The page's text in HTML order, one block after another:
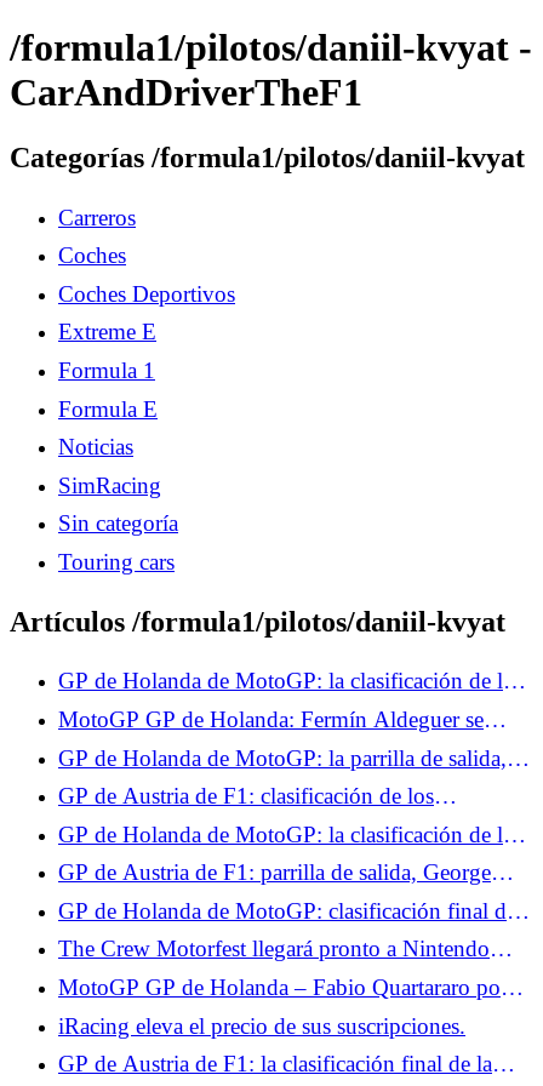
/formula1/pilotos/daniil-kvyat -
CarAndDriverTheF1
Categorías /formula1/pilotos/daniil-kvyat
Carreros
Coches
Coches Deportivos
Extreme E
Formula 1
Formula E
Noticias
SimRacing
Sin categoría
Touring cars
Artículos /formula1/pilotos/daniil-kvyat
GP de Holanda de MotoGP: la clasificación de los
Libres 2, Marco Bezzecchi domina, Fabio
Quartararo a las puertas del Top 10
MotoGP GP de Holanda: Fermín Aldeguer se
retira tras una caída
GP de Holanda de MotoGP: la parrilla de salida,
Fabio Quartararo en el Top 10, las cuatro Aprilia
dominan la Q2
GP de Austria de F1: clasificación de los
entrenamientos libres 3, Georges Russell domina,
Isack Hadjar en el Top 10
GP de Holanda de MotoGP: la clasificación de la
carrera sprint, Fabio Quartararo en el Top 10, Raúl
Fernández líder
GP de Austria de F1: parrilla de salida, George
Russell supera a Leclerc y Hamilton en el último
momento, Isack Hadjar octavo
GP de Holanda de MotoGP: clasificación final de
la carrera, buen puesto para Fabio Quartararo, Ai
Ogura pone fin a una larga espera para Japón
The Crew Motorfest llegará pronto a Nintendo
Switch 2.
MotoGP GP de Holanda – Fabio Quartararo pone
en perspectiva su buen resultado en carrera: “En
términos de velocidad, fue más undécimo que
octavo”
iRacing eleva el precio de sus suscripciones.
GP de Austria de F1: la clasificación final de la